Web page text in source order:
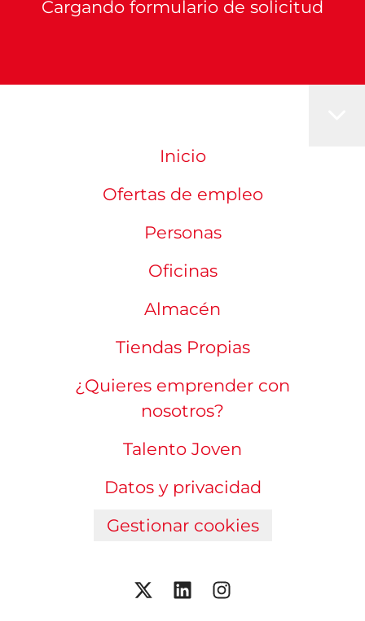
Cargando formulario de solicitud
Inicio
Ofertas de empleo
Personas
Oficinas
Almacén
Tiendas Propias
¿Quieres emprender con
nosotros?
Talento Joven
Datos y privacidad
Gestionar cookies